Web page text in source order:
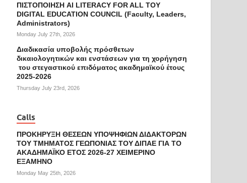
ΠΙΣΤΟΠΟΙΗΣΗ AI LITERACY FOR ALL ΤΟΥ
DIGITAL EDUCATION COUNCIL (Faculty, Leaders,
Administrators)
Monday July 27th, 2026
Διαδικασία υποβολής πρόσθετων
δικαιολογητικών και ενστάσεων για τη χορήγηση
του στεγαστικού επιδόματος ακαδημαϊκού έτους
2025-2026
Thursday July 23rd, 2026
Calls
ΠΡΟΚΗΡΥΞΗ ΘΕΣΕΩΝ ΥΠΟΨΗΦΙΩΝ ΔΙΔΑΚΤΟΡΩΝ
ΤΟΥ ΤΜΗΜΑΤΟΣ ΓΕΩΠΟΝΙΑΣ ΤΟΥ ΔΙΠΑΕ ΓΙΑ ΤΟ
ΑΚΑΔΗΜΑΪΚΟ ΕΤΟΣ 2026-27 ΧΕΙΜΕΡΙΝΟ
ΕΞΑΜΗΝΟ
Monday May 25th, 2026